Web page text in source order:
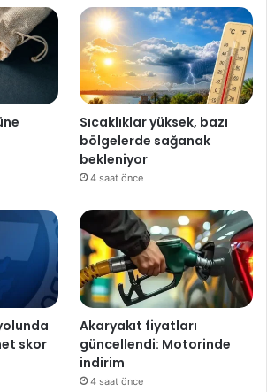
Sıcaklıklar yüksek, bazı
bölgelerde sağanak
bekleniyor
4 saat önce
skor
Akaryakıt fiyatları
güncellendi: Motorinde
indirim
4 saat önce